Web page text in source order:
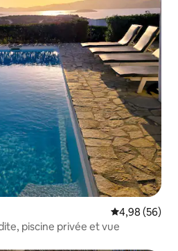
Évaluation
4,98 (56)
piscine privée et vue